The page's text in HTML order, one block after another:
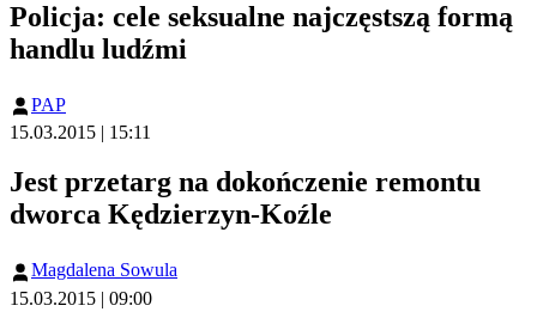
Policja: cele seksualne najczęstszą formą
handlu ludźmi
PAP
15.03.2015 | 15:11
Jest przetarg na dokończenie remontu
dworca Kędzierzyn-Koźle
Magdalena Sowula
15.03.2015 | 09:00